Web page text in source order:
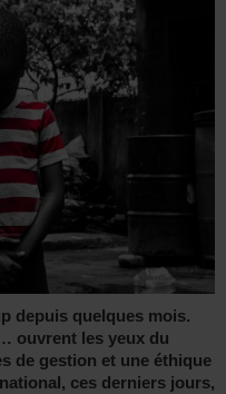
depuis quelques mois.
ouvrent les yeux du
de gestion et une éthique
ces derniers jours,